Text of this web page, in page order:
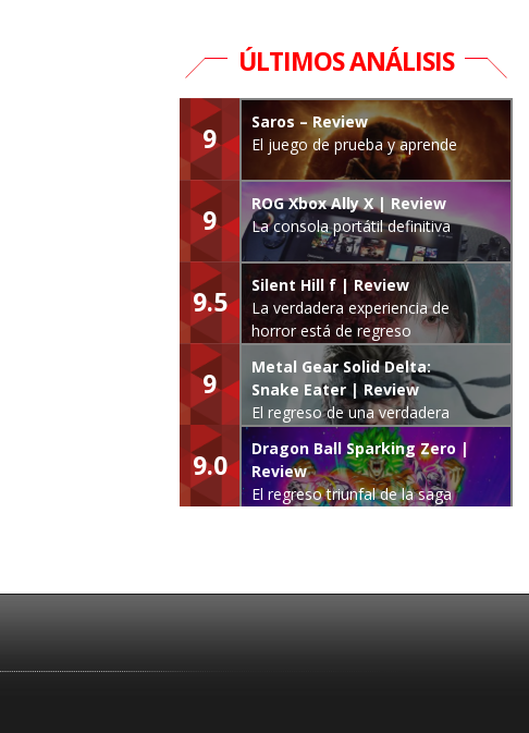
ÚLTIMOS ANÁLISIS
9
Saros – Review
El juego de prueba y aprende
9
ROG Xbox Ally X | Review
La consola portátil definitiva
9.5
Silent Hill f | Review
La verdadera experiencia de
horror está de regreso
9
Metal Gear Solid Delta:
Snake Eater | Review
El regreso de una verdadera
leyenda
9.0
Dragon Ball Sparking Zero |
Review
El regreso triunfal de la saga